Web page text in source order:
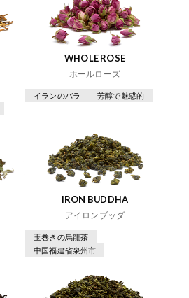
WHOLE ROSE
ホールローズ
イランのバラ 芳醇で魅惑的
IRON BUDDHA
アイロンブッダ
玉巻きの烏龍茶
中国福建省泉州市